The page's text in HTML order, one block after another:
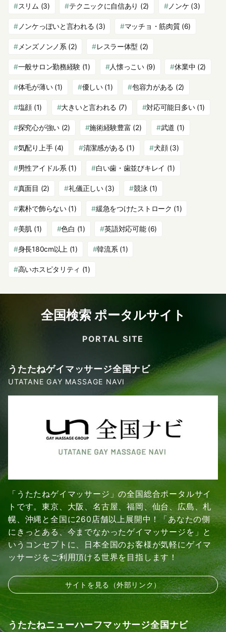
スリム (3) テクニックに自信あり (2) ノンケ (3)
ノンケっぽいと言われる (3) マッチョ・筋肉質(6)
メンズノンノ系 (2) レスラー体型 (2)
一般サロン勤務経験 (1) 人懐っこい(9) 休業中 (2)
体毛が薄い(1) 優しい(1) 包容力がある (2)
塩顔 (1) 大きいと言われる (7) 対応可能日多い(1)
探究心が強い(2) 施術経験豊富 (2) 武道 (1)
気配り上手(4) 清潔感がある (1) 犬顔(3)
男性アイドル系 (1) 白い歯・歯並びキレイ (1)
真面目 (2) 礼儀正しい(3) 競泳 (1)
素朴で飾らない(1) 緩急をつけたストローク (1)
美肌 (1) 色白 (1) 英語対応可能(6)
身長180cm以上 (1) 韓流系 (1)
高いホスピタリティ (1)
全国検索 ポータルサイト
PORTAL SITE
うたたねゲイマッサージ全国ナビ
UTATANE GAY MASSAGE NAVI
「うたたねゲイマッサージ」の全国総合ポータルサイ
トです。東京、大阪、名古屋、福岡、仙台、広島、札
幌、沖縄と全国に260店舗以上展開中！「あなたの側
にきっとある、今までなかったゲイマッサージを」と
いうコンセプトに、日本全国のお客様が気軽にゲイマ
ッサージをご利用頂ける世界を目指します！
サイトを見る（外部リンク）
うたたねニューハーフマッサージ全国ナビ